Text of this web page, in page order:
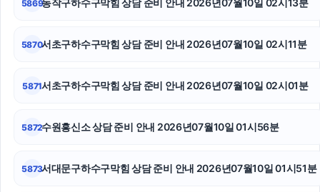
개인회생대출
쏘나타 장기렌트
광진하수구막힘
5869동작구하수구막힘 상담 준비 안내 2026년07월10일 02시13분
5870서초구하수구막힘 상담 준비 안내 2026년07월10일 02시11분
5871서초구하수구막힘 상담 준비 안내 2026년07월10일 02시01분
5872수원흥신소 상담 준비 안내 2026년07월10일 01시56분
5873서대문구하수구막힘 상담 준비 안내 2026년07월10일 01시51분